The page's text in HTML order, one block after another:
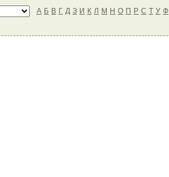
А Б В Г Д З И К Л М Н О П Р С Т У Ф